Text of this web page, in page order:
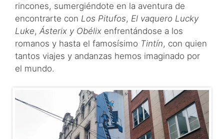
rincones, sumergiéndote en la aventura de
encontrarte con Los Pitufos, El vaquero Lucky
Luke, Ásterix y Obélix enfrentándose a los
romanos y hasta el famosísimo Tintín, con quien
tantos viajes y andanzas hemos imaginado por
el mundo.